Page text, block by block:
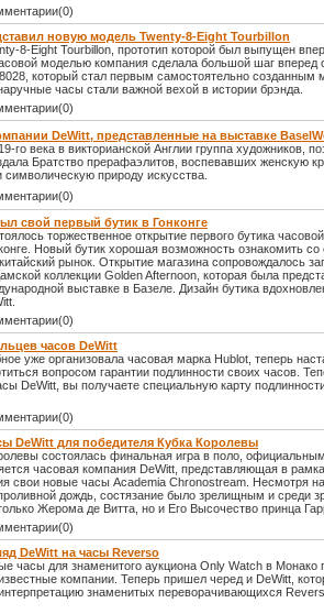
новую модель Twenty-8-Eight Tourbillon
8-Eight Tourbillon, прототип которой был выпущен
моделью компания сделала большой шаг вперед
который стал первым самостоятельно созданным
часы стали важной вехой в истории брэнда.
DeWitt, представленные на выставке
го века в викторианской Англии группа художников,
Братство прерафаэлитов, воспевавших женскую
природу искусства.
свой первый бутик в Гонконге
торжественное открытие первого бутика
Новый бутик хорошая возможность ознакомить со
рынок. Открытие магазина сопровождалось
коллекции Golden Afternoon, которая была
выставке в Базеле. Дизайн бутика
часов DeWitt
уже организовала часовая марка Hublot, теперь
вопросом гарантии подлинности своих часов.
DeWitt, вы получаете специальную карту
DeWitt для победителя Кубка Королевы
состоялась финальная игра в поло,
часовая компания DeWitt, представляющая в
свои новые часы Academia Chronostream. Несмотря
дождь, состязание было зрелищным и среди
Жерома де Витта, но и Его Высочество принца
DeWitt на часы Reverso
часы для знаменитого аукциона Only Watch в Монако
компании. Теперь пришел черед и DeWitt,
знаменитых переворачивающихся